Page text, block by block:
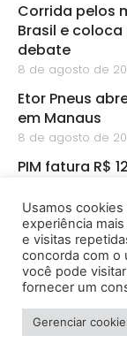
Corrida pelos
Brasil e
debate
8 de agosto de
Etor Pneus
em Manaus
8 de agosto de
PIM fatura R$
CBA abre
bioeconomia
8 de agosto de
2026 -
Usamos
experiência
e visitas
concorda com o
você pode
fornecer um
Gerenciar